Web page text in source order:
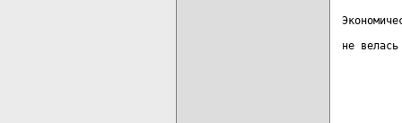
не